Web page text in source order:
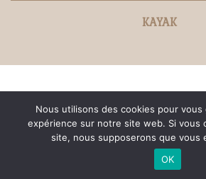
KAYAK
Nous utilisons des cookies pour vous
expérience sur notre site web. Si vous
site, nous supposerons que vous
OK